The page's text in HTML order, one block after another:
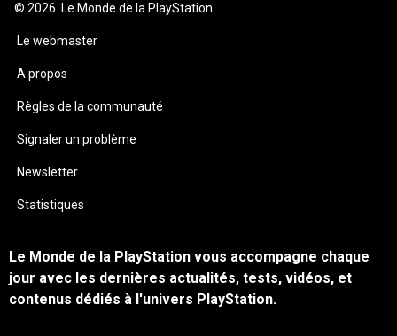
© 2026 Le Monde de la PlayStation
Le webmaster
A propos
Règles de la communauté
Signaler un problème
Newsletter
Statistiques
Le Monde de la PlayStation vous accompagne chaque
jour avec les dernières actualités, tests, vidéos, et
contenus dédiés à l'univers PlayStation.